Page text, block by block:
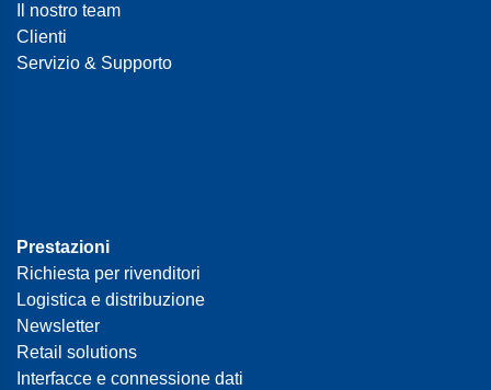
Il nostro team
Clienti
Servizio & Supporto
Prestazioni
Richiesta per rivenditori
Logistica e distribuzione
Newsletter
Retail solutions
Interfacce e connessione dati